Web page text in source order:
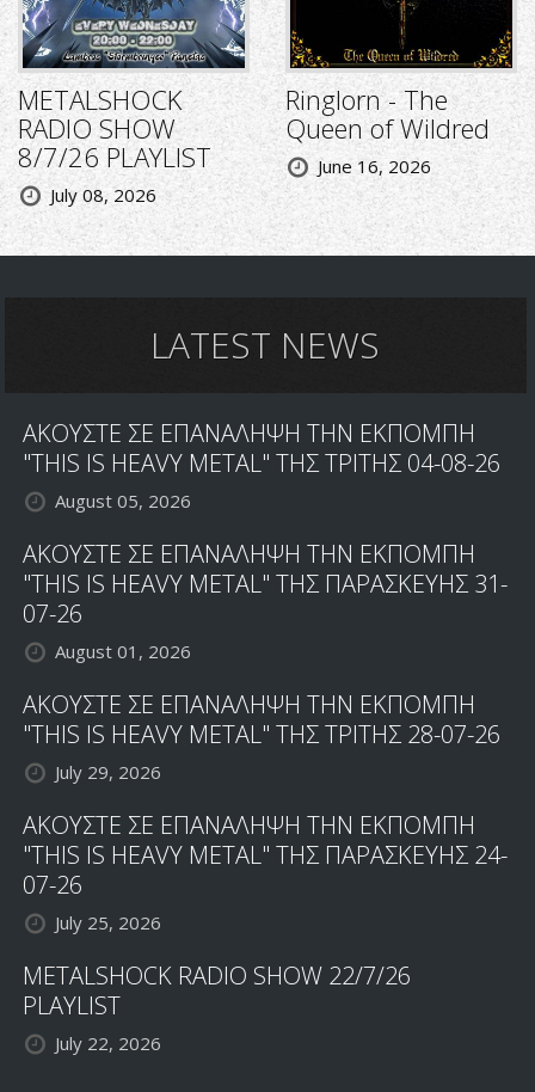
METALSHOCK
RADIO SHOW
8/7/26 PLAYLIST
July 08, 2026
Ringlorn - The
Queen of Wildred
June 16, 2026
LATEST NEWS
ΑΚΟΥΣΤΕ ΣΕ ΕΠΑΝΑΛΗΨΗ ΤΗΝ ΕΚΠΟΜΠΗ
"THIS IS HEAVY METAL" ΤΗΣ ΤΡΙΤΗΣ 04-08-26
August 05, 2026
ΑΚΟΥΣΤΕ ΣΕ ΕΠΑΝΑΛΗΨΗ ΤΗΝ ΕΚΠΟΜΠΗ
"THIS IS HEAVY METAL" ΤΗΣ ΠΑΡΑΣΚΕΥΗΣ 31-
07-26
August 01, 2026
ΑΚΟΥΣΤΕ ΣΕ ΕΠΑΝΑΛΗΨΗ ΤΗΝ ΕΚΠΟΜΠΗ
"THIS IS HEAVY METAL" ΤΗΣ ΤΡΙΤΗΣ 28-07-26
July 29, 2026
ΑΚΟΥΣΤΕ ΣΕ ΕΠΑΝΑΛΗΨΗ ΤΗΝ ΕΚΠΟΜΠΗ
"THIS IS HEAVY METAL" ΤΗΣ ΠΑΡΑΣΚΕΥΗΣ 24-
07-26
July 25, 2026
METALSHOCK RADIO SHOW 22/7/26
PLAYLIST
July 22, 2026